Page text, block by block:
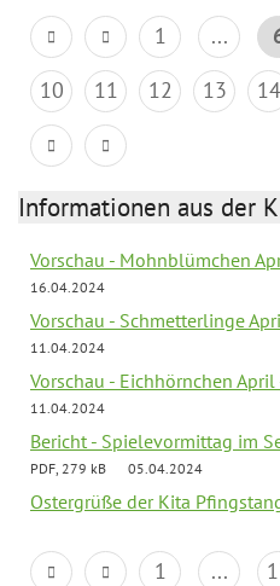
1 ...
10
11 12 13 14
Informationen aus der
Vorschau - Mohnblümchen
16.04.2024
Vorschau - Schmetterlinge
11.04.2024
Vorschau - Eichhörnchen
11.04.2024
Bericht - Spielevormittag im
PDF, 279 kB 05.04.2024
Ostergrüße der Kita
1 ...